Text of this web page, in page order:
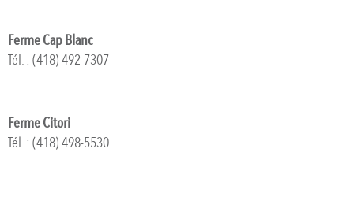
Ferme Cap Blanc
Tél. : (418) 492-7307
Ferme Citori
Tél. : (418) 498-5530